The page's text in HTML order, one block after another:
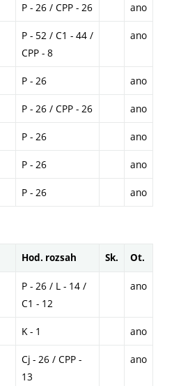
P - 26 / CPP - 26 ano
P - 52 / C1 - 44 /
CPP - 8
ano
P - 26 ano
P - 26 / CPP - 26 ano
P - 26 ano
P - 26 ano
P - 26 ano
Hod. rozsah Sk. Ot.
P - 26 / L - 14 /
C1 - 12
ano
K - 1 ano
Cj - 26 / CPP -
13
ano